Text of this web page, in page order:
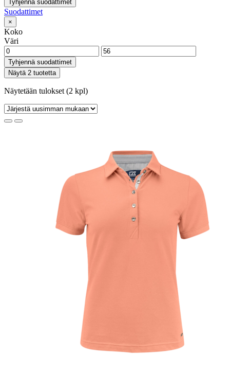
Tyhjennä suodattimet
Suodattimet
×
Koko
Väri
Tyhjennä suodattimet
Näytä 2 tuotetta
Näytetään tulokset (2 kpl)